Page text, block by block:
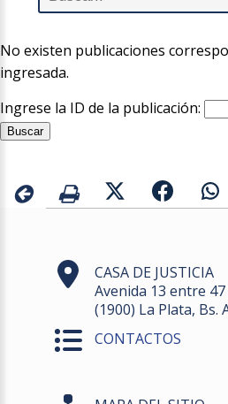
No existen publicaciones
ingresada.
Ingrese la ID de la publicación:
CASA DE JUSTICIA
Avenida 13 entre 47
(1900) La Plata, Bs.
CONTACTOS